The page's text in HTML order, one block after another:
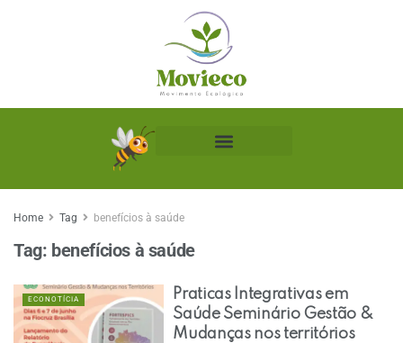
Home Tag benefícios à saúde
Tag: benefícios à saúde
ECONOTÍCIA
Praticas Integrativas em
Saúde Seminário Gestão &
Mudanças nos territórios